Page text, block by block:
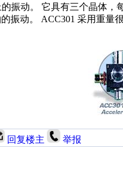
振动。 它具有三个晶体
振动。 ACC301 采用重量
回复楼主 举报